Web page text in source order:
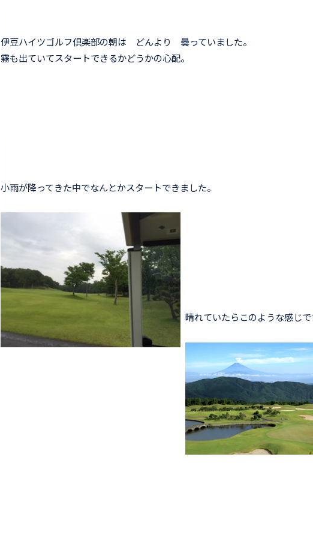
伊豆ハイツゴルフ倶楽部の朝は どんより 曇っていました。
霧も出ていてスタートできるかどうかの心配。
小雨が降ってきた中でなんとかスタートできました。
晴れていたらこのような感じで